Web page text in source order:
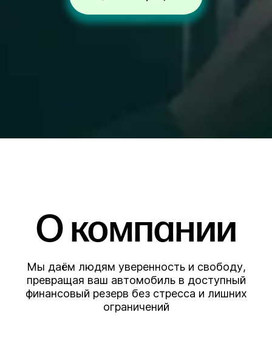
О компании
Мы даём людям уверенность и свободу,
превращая ваш автомобиль в доступный
финансовый резерв без стресса и лишних
ограничений